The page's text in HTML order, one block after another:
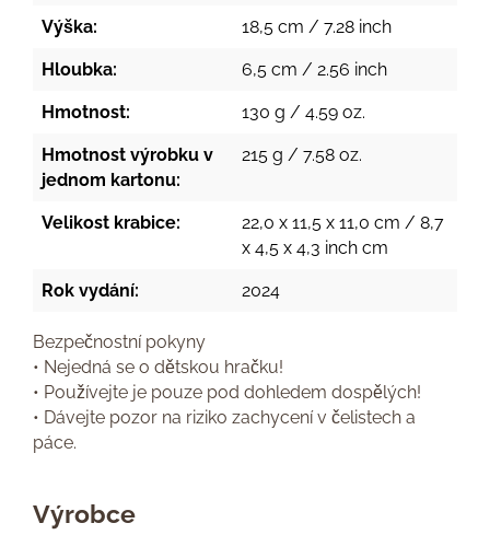
Výška: 18,5 cm / 7.28 inch
Hloubka: 6,5 cm / 2.56 inch
Hmotnost: 130 g / 4.59 oz.
Hmotnost výrobku v
jednom kartonu:
215 g / 7.58 oz.
Velikost krabice:
22,0 x 11,5 x 11,0 cm / 8,7
x 4,5 x 4,3 inch cm
Rok vydání: 2024
Bezpečnostní pokyny
• Nejedná se o dětskou hračku!
• Používejte je pouze pod dohledem dospělých!
• Dávejte pozor na riziko zachycení v čelistech a
páce.
Výrobce